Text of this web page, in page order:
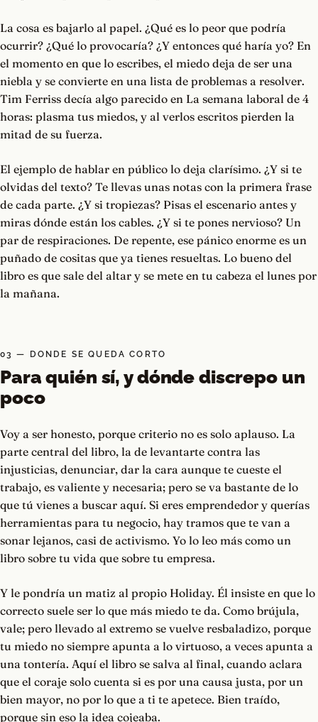
La cosa es bajarlo al papel. ¿Qué es lo peor que podría
ocurrir? ¿Qué lo provocaría? ¿Y entonces qué haría yo? En
el momento en que lo escribes, el miedo deja de ser una
niebla y se convierte en una lista de problemas a resolver.
Tim Ferriss decía algo parecido en La semana laboral de 4
horas: plasma tus miedos, y al verlos escritos pierden la
mitad de su fuerza.
El ejemplo de hablar en público lo deja clarísimo. ¿Y si te
olvidas del texto? Te llevas unas notas con la primera frase
de cada parte. ¿Y si tropiezas? Pisas el escenario antes y
miras dónde están los cables. ¿Y si te pones nervioso? Un
par de respiraciones. De repente, ese pánico enorme es un
puñado de cositas que ya tienes resueltas. Lo bueno del
libro es que sale del altar y se mete en tu cabeza el lunes por
la mañana.
03 — DONDE SE QUEDA CORTO
Para quién sí, y dónde discrepo un
poco
Voy a ser honesto, porque criterio no es solo aplauso. La
parte central del libro, la de levantarte contra las
injusticias, denunciar, dar la cara aunque te cueste el
trabajo, es valiente y necesaria; pero se va bastante de lo
que tú vienes a buscar aquí. Si eres emprendedor y querías
herramientas para tu negocio, hay tramos que te van a
sonar lejanos, casi de activismo. Yo lo leo más como un
libro sobre tu vida que sobre tu empresa.
Y le pondría un matiz al propio Holiday. Él insiste en que lo
correcto suele ser lo que más miedo te da. Como brújula,
vale; pero llevado al extremo se vuelve resbaladizo, porque
tu miedo no siempre apunta a lo virtuoso, a veces apunta a
una tontería. Aquí el libro se salva al final, cuando aclara
que el coraje solo cuenta si es por una causa justa, por un
bien mayor, no por lo que a ti te apetece. Bien traído,
porque sin eso la idea cojeaba.